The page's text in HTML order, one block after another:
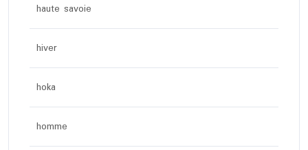
haute savoie
hiver
hoka
homme